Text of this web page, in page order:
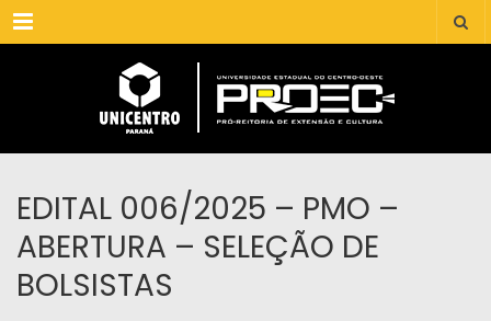
Menu
EDITAL 006/2025 – PMO –
ABERTURA – SELEÇÃO DE
BOLSISTAS